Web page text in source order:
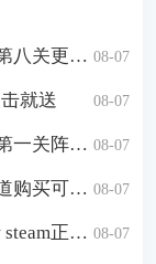
伤通关攻略 08-07
就送 08-07
通关攻略 08-07
省179元 08-07
买渠道分享 08-07